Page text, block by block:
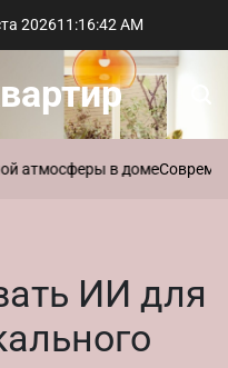
202611 :16:43 AM
в домеСовременный
ИИ для